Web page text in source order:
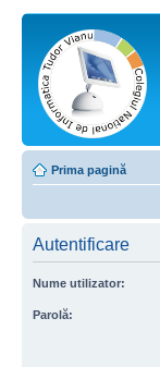
Prima pagină
Autentificare
Nume utilizator:
Parolă: